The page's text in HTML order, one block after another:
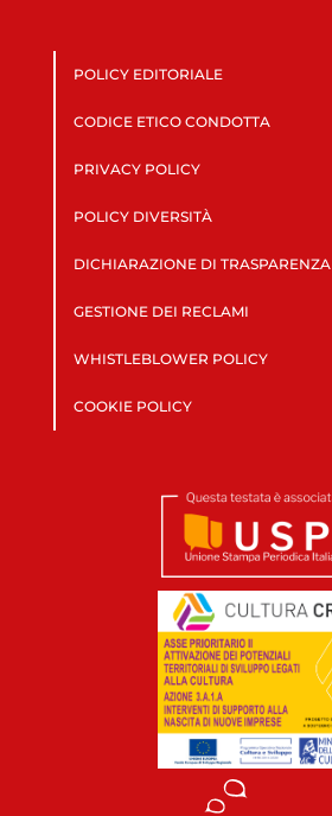
POLICY EDITORIALE
CODICE ETICO CONDOTTA
PRIVACY POLICY
POLICY DIVERSITÀ
DICHIARAZIONE DI TRASPARENZA
GESTIONE DEI RECLAMI
WHISTLEBLOWER POLICY
COOKIE POLICY